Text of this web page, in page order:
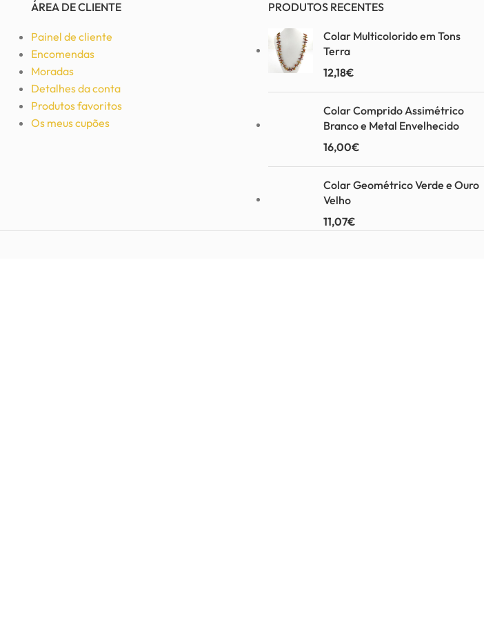
ÁREA DE CLIENTE
Painel de cliente
Encomendas
Moradas
Detalhes da conta
Produtos favoritos
Os meus cupões
PRODUTOS RECENTES
Colar Multicolorido em Tons
Terra
12,18€
Colar Comprido Assimétrico
Branco e Metal Envelhecido
16,00€
Colar Geométrico Verde e Ouro
Velho
11,07€